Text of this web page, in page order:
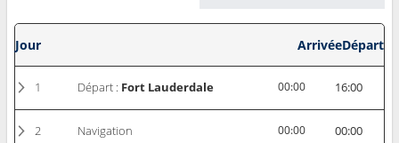
Jour ArrivéeDépart
1 Départ : Fort Lauderdale 00:00 16:00
2 Navigation 00:00 00:00